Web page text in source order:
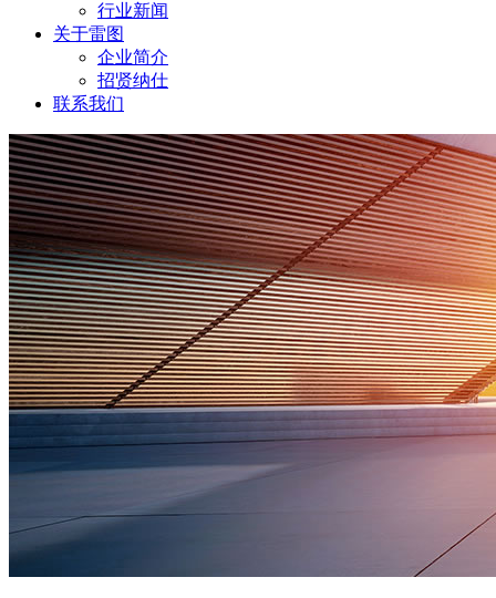
行业新闻
关于雷图
企业简介
招贤纳仕
联系我们